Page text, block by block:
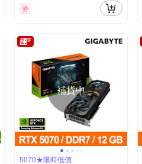
券
補貨中
5070★限時低價